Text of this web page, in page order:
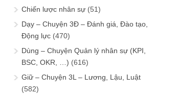
Chiến lược nhân sự (51)
Dạy – Chuyện 3Đ – Đánh giá, Đào tạo,
Động lực (470)
Dùng – Chuyện Quản lý nhân sự (KPI,
BSC, OKR, …) (616)
Giữ – Chuyện 3L – Lương, Lậu, Luật
(582)